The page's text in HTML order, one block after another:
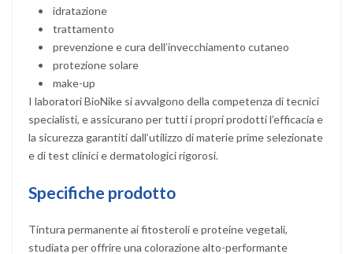
• idratazione
• trattamento
• prevenzione e cura dell’invecchiamento cutaneo
• protezione solare
• make-up
I laboratori BioNike si avvalgono della competenza di tecnici
specialisti, e assicurano per tutti i propri prodotti l’efficacia e
la sicurezza garantiti dall’utilizzo di materie prime selezionate
e di test clinici e dermatologici rigorosi.
Specifiche prodotto
Tintura permanente ai fitosteroli e proteine vegetali,
studiata per offrire una colorazione alto-performante